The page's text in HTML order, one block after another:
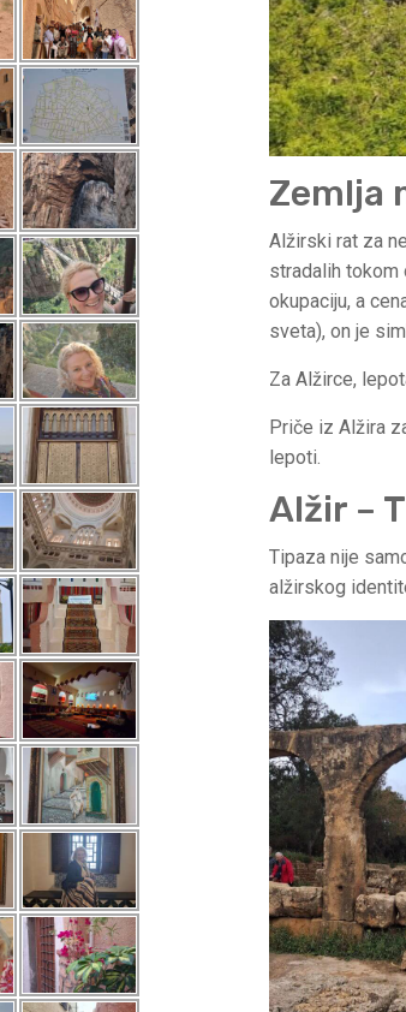
Zemlja
Alžirski rat za
stradalih tokom
okupaciju, a
sveta), on je
Za Alžirce,
Priče iz Alžira
lepoti.
Alžir –
Tipaza nije
alžirskog